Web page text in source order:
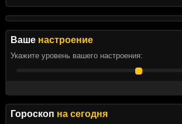
Ваше настроение
Укажите уровень вашего настроения:
Гороскоп на сегодня